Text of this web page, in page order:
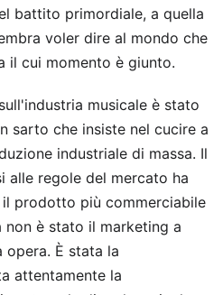
battito primordiale, a quella
voler dire al mondo che
il cui momento è giunto.
musicale è stato
sarto che insiste nel cucire a
industriale di massa. Il
alle regole del mercato ha
prodotto più commerciabile
è stato il marketing a
opera. È stata la
attentamente la